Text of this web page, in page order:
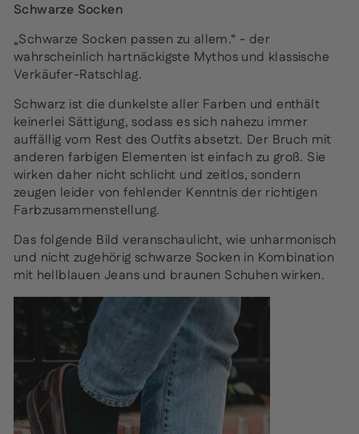
Schwarze Socken
„Schwarze Socken passen zu allem.“ - der
wahrscheinlich hartnäckigste Mythos und klassische
Verkäufer-Ratschlag.
Schwarz ist die dunkelste aller Farben und enthält
keinerlei Sättigung, sodass es sich nahezu immer
auffällig vom Rest des Outfits absetzt. Der Bruch mit
anderen farbigen Elementen ist einfach zu groß. Sie
wirken daher nicht schlicht und zeitlos, sondern
zeugen leider von fehlender Kenntnis der richtigen
Farbzusammenstellung.
Das folgende Bild veranschaulicht, wie unharmonisch
und nicht zugehörig schwarze Socken in Kombination
mit hellblauen Jeans und braunen Schuhen wirken.